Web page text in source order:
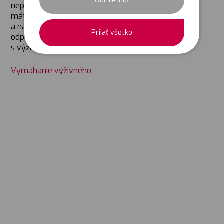
Prijať všetko
nepravidelne a nie v stanovenej výške. Neviete, čo
máte v takom prípade robiť? Kam sa môžete obrátiť
a na čo všetko máte nárok? Pripravili sme pre Vás
odpovede na najzákladnejšie otázky súvisiace
s výživným, ktoré nájdete nižšie.
Vymáhanie výživného